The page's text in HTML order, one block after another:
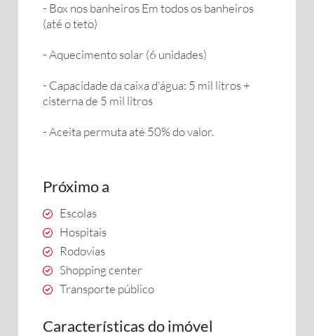
- Box nos banheiros Em todos os banheiros
(até o teto)
- Aquecimento solar (6 unidades)
- Capacidade da caixa d'água: 5 mil litros +
cisterna de 5 mil litros
- Aceita permuta até 50% do valor.
Próximo a
Escolas
Hospitais
Rodovias
Shopping center
Transporte público
Características do imóvel